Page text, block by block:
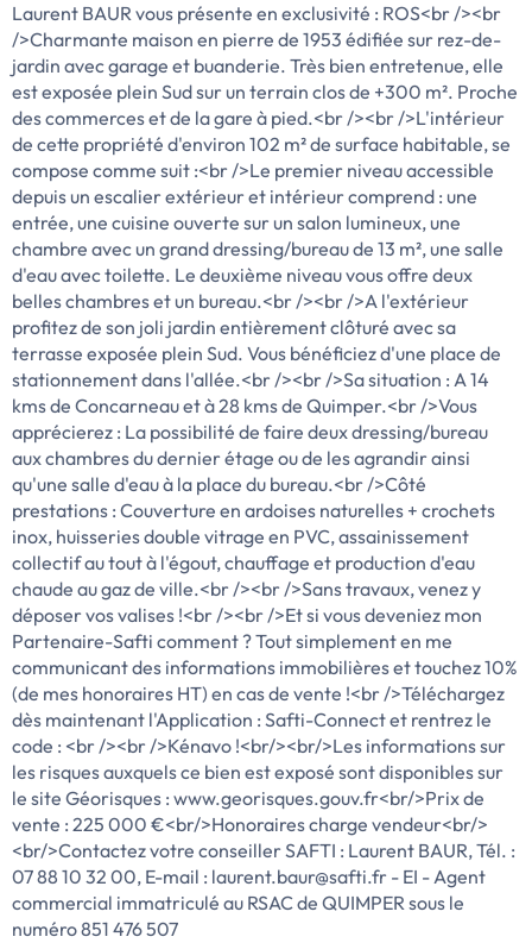
Laurent BAUR vous présente en exclusivité : ROS<br /><br
/>Charmante maison en pierre de 1953 édifiée sur rez-de-
jardin avec garage et buanderie. Très bien entretenue, elle
est exposée plein Sud sur un terrain clos de +300 m². Proche
des commerces et de la gare à pied.<br /><br />L'intérieur
de cette propriété d'environ 102 m² de surface habitable, se
compose comme suit :<br />Le premier niveau accessible
depuis un escalier extérieur et intérieur comprend : une
entrée, une cuisine ouverte sur un salon lumineux, une
chambre avec un grand dressing/bureau de 13 m², une salle
d'eau avec toilette. Le deuxième niveau vous offre deux
belles chambres et un bureau.<br /><br />A l'extérieur
profitez de son joli jardin entièrement clôturé avec sa
terrasse exposée plein Sud. Vous bénéficiez d'une place de
stationnement dans l'allée.<br /><br />Sa situation : A 14
kms de Concarneau et à 28 kms de Quimper.<br />Vous
apprécierez : La possibilité de faire deux dressing/bureau
aux chambres du dernier étage ou de les agrandir ainsi
qu'une salle d'eau à la place du bureau.<br />Côté
prestations : Couverture en ardoises naturelles + crochets
inox, huisseries double vitrage en PVC, assainissement
collectif au tout à l'égout, chauffage et production d'eau
chaude au gaz de ville.<br /><br />Sans travaux, venez y
déposer vos valises !<br /><br />Et si vous deveniez mon
Partenaire-Safti comment ? Tout simplement en me
communicant des informations immobilières et touchez 10%
(de mes honoraires HT) en cas de vente !<br />Téléchargez
dès maintenant l'Application : Safti-Connect et rentrez le
code : <br /><br />Kénavo !<br/><br/>Les informations sur
les risques auxquels ce bien est exposé sont disponibles sur
le site Géorisques : www.georisques.gouv.fr<br/>Prix de
vente : 225 000 €<br/>Honoraires charge vendeur<br/>
<br/>Contactez votre conseiller SAFTI : Laurent BAUR, Tél. :
07 88 10 32 00, E-mail : laurent.baur@safti.fr - EI - Agent
commercial immatriculé au RSAC de QUIMPER sous le
numéro 851 476 507